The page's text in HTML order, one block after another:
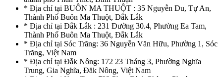
* Địa chỉ tại BUÔN MA THUỘT : 35 Nguyễn Du, Tự An,
Thành Phố Buôn Ma Thuột, Đắk Lắk
* Địa chỉ tại Đắk Lắk : 231 Đường 30.4, Phường Ea Tam,
Thành Phố Buôn Ma Thuột, Đắk Lắk
* Địa chỉ tại Sóc Trăng: 36 Nguyễn Văn Hữu, Phường 1, Sóc
Trăng, Việt Nam
* Địa chỉ tại Đắk Nông: 172 23 Tháng 3, Phường Nghĩa
Trung, Gia Nghĩa, Đăk Nông, Việt Nam